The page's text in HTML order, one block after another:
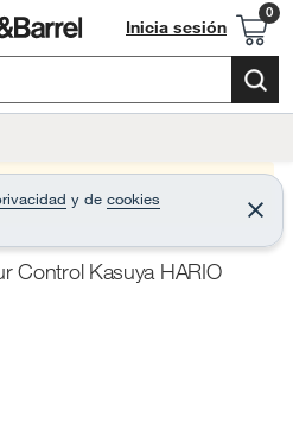
Inicia sesión
e
r
c
B
y de cookies
C
e
r
Control Kasuya HARIO